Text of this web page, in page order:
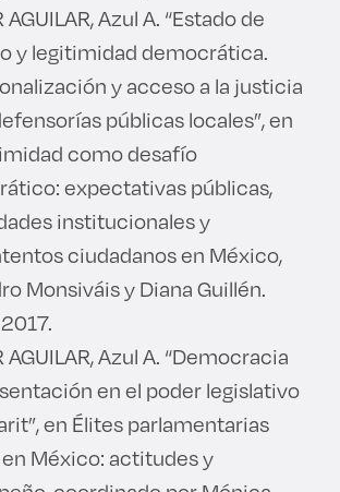
AGUILAR, Azul A. “Estado de
y legitimidad democrática.
y acceso a la justicia
públicas locales”, en
como desafío
expectativas públicas,
institucionales y
ciudadanos en México,
Monsiváis y Diana Guillén.
AGUILAR, Azul A. “Democracia
en el poder legislativo
en Élites parlamentarias
México: actitudes y